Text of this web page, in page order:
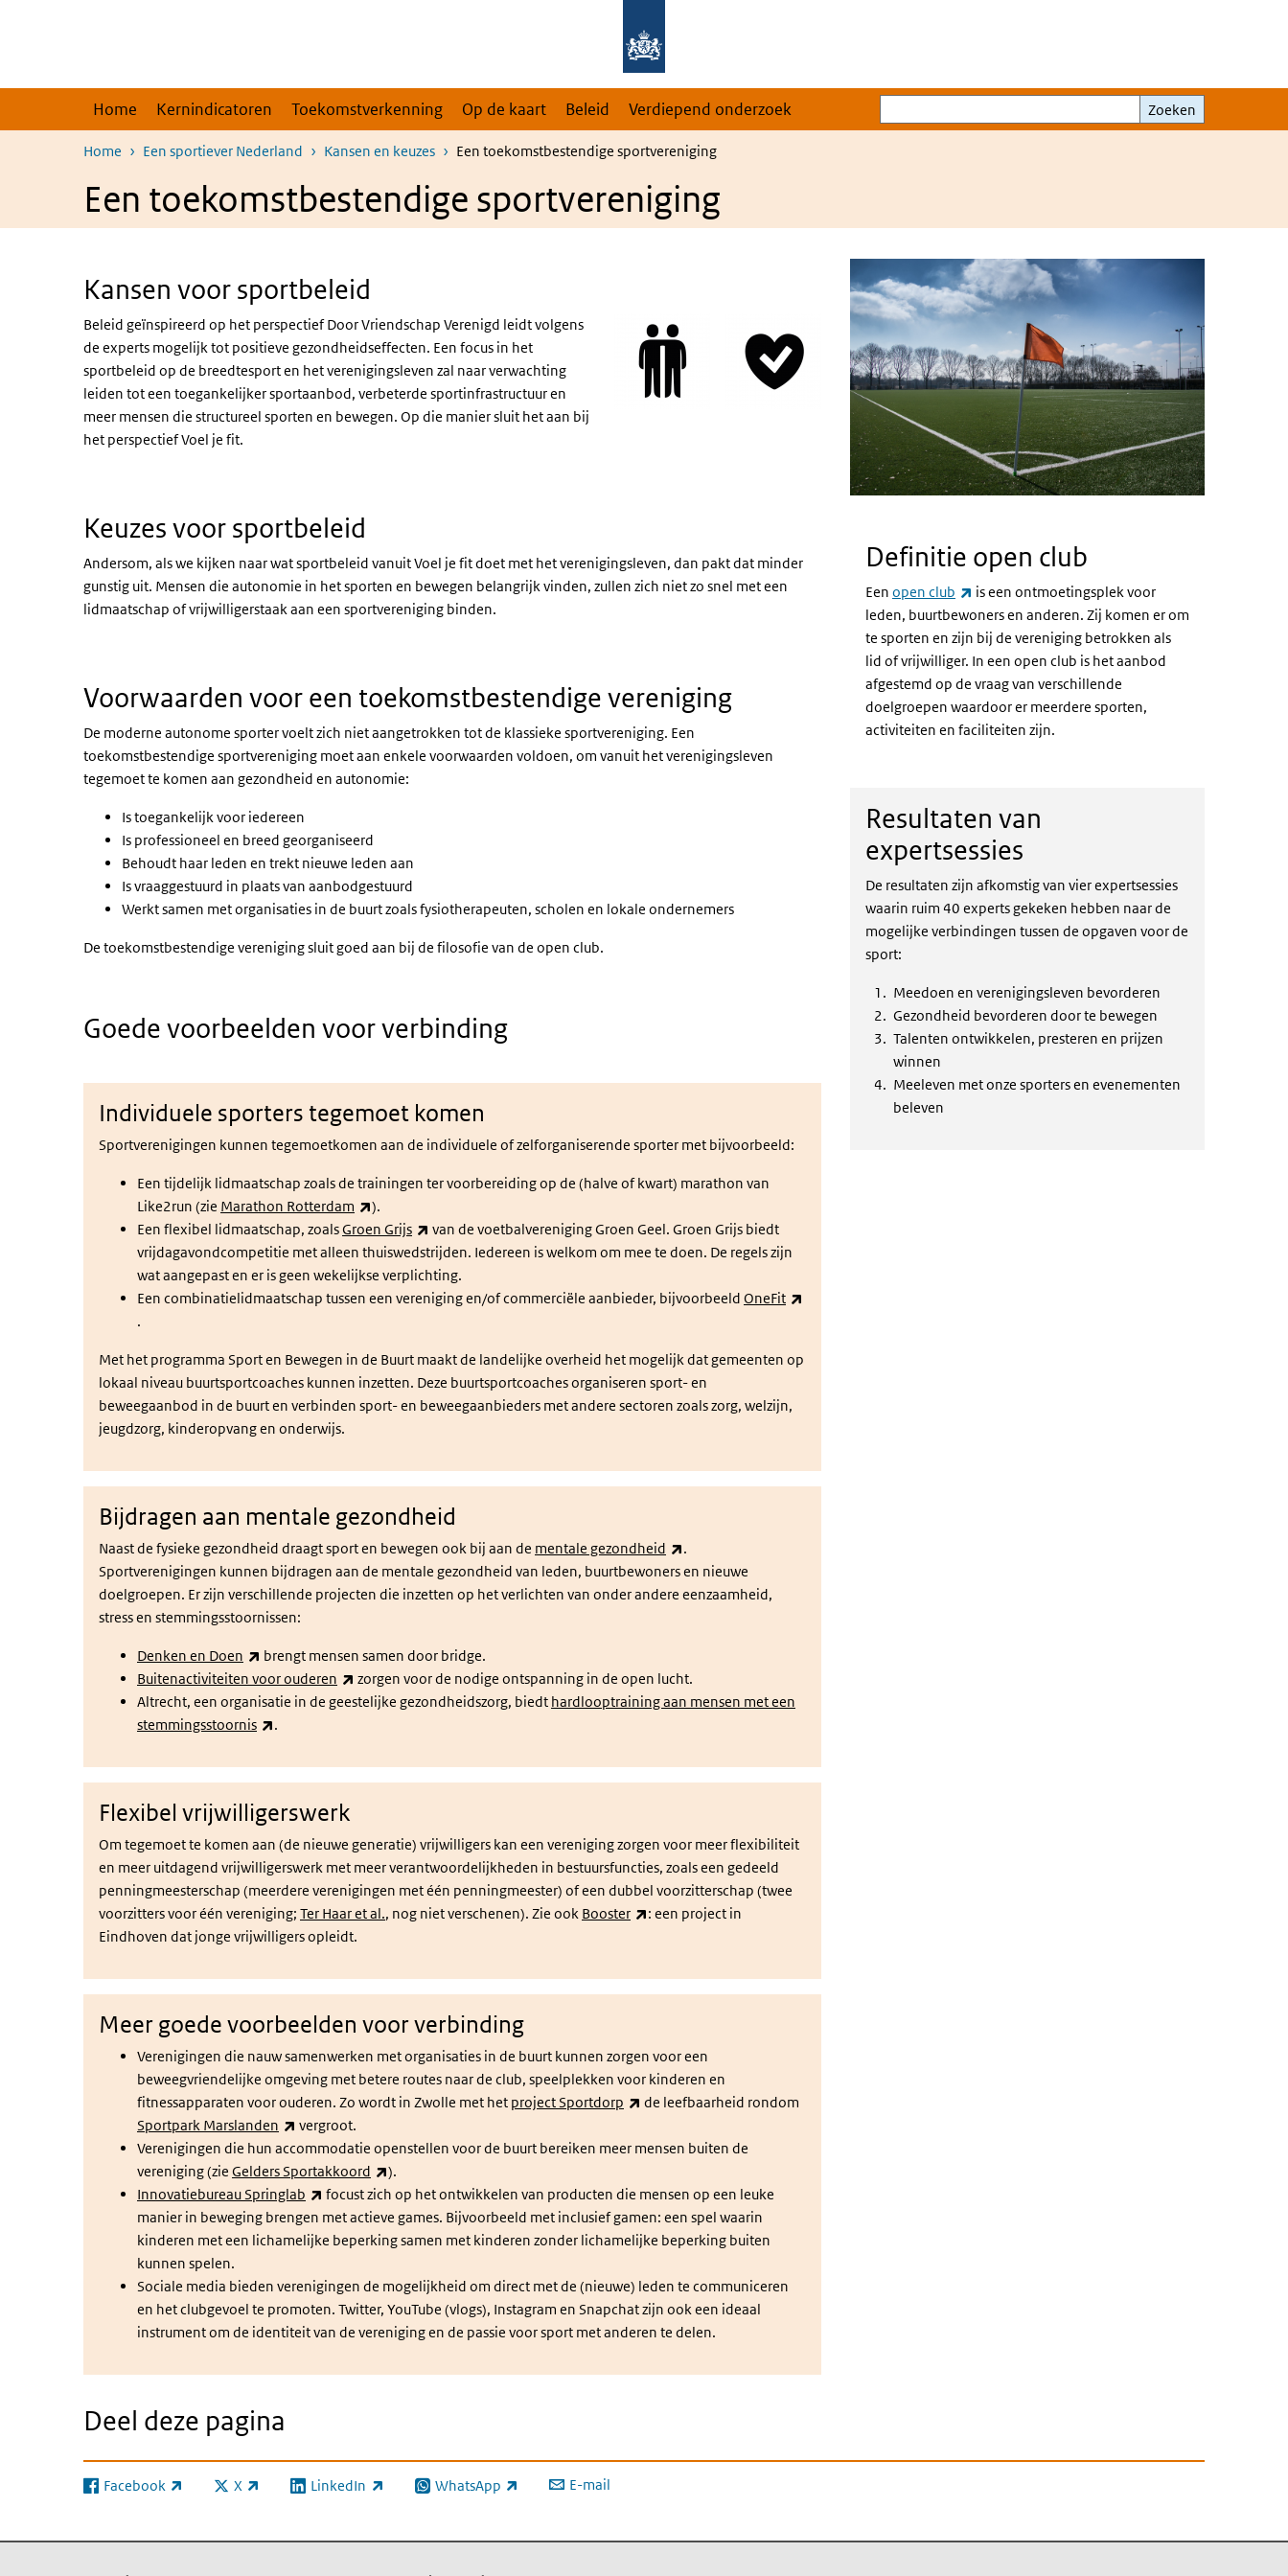
Home Kernindicatoren Toekomstverkenning Op de kaart Beleid Verdiepend onderzoek
Zoeken
Zoeken
Home Een sportiever Nederland Kansen en keuzes Een toekomstbestendige sportvereniging
Een toekomstbestendige sportvereniging
Kansen voor sportbeleid
Beleid geïnspireerd op het perspectief Door Vriendschap Verenigd leidt volgens
de experts mogelijk tot positieve gezondheidseffecten. Een focus in het
sportbeleid op de breedtesport en het verenigingsleven zal naar verwachting
leiden tot een toegankelijker sportaanbod, verbeterde sportinfrastructuur en
meer mensen die structureel sporten en bewegen. Op die manier sluit het aan bij
het perspectief Voel je fit.
Keuzes voor sportbeleid
Andersom, als we kijken naar wat sportbeleid vanuit Voel je fit doet met het verenigingsleven, dan pakt dat minder
gunstig uit. Mensen die autonomie in het sporten en bewegen belangrijk vinden, zullen zich niet zo snel met een
lidmaatschap of vrijwilligerstaak aan een sportvereniging binden.
Voorwaarden voor een toekomstbestendige vereniging
De moderne autonome sporter voelt zich niet aangetrokken tot de klassieke sportvereniging. Een
toekomstbestendige sportvereniging moet aan enkele voorwaarden voldoen, om vanuit het verenigingsleven
tegemoet te komen aan gezondheid en autonomie:
Is toegankelijk voor iedereen
Is professioneel en breed georganiseerd
Behoudt haar leden en trekt nieuwe leden aan
Is vraaggestuurd in plaats van aanbodgestuurd
Werkt samen met organisaties in de buurt zoals fysiotherapeuten, scholen en lokale ondernemers
De toekomstbestendige vereniging sluit goed aan bij de filosofie van de open club.
Goede voorbeelden voor verbinding
Individuele sporters tegemoet komen
Sportverenigingen kunnen tegemoetkomen aan de individuele of zelforganiserende sporter met bijvoorbeeld:
Een tijdelijk lidmaatschap zoals de trainingen ter voorbereiding op de (halve of kwart) marathon van
Like2run (zie Marathon Rotterdam (externe link)
).
Een flexibel lidmaatschap, zoalsGroen Grijs (externe link)
van de voetbalvereniging Groen Geel. Groen Grijs biedt
vrijdagavondcompetitie met alleen thuiswedstrijden. Iedereen is welkom om mee te doen. De regels zijn
wat aangepast en er is geen wekelijkse verplichting.
Een combinatielidmaatschap tussen een vereniging en/of commerciële aanbieder, bijvoorbeeld OneFit
(externe link)
.
Met het programma Sport en Bewegen in de Buurt maakt de landelijke overheid het mogelijk dat gemeenten op
lokaal niveau buurtsportcoaches kunnen inzetten. Deze buurtsportcoaches organiseren sport- en
beweegaanbod in de buurt en verbinden sport- en beweegaanbieders met andere sectoren zoals zorg, welzijn,
jeugdzorg, kinderopvang en onderwijs.
Bijdragen aan mentale gezondheid
Naast de fysieke gezondheid draagt sport en bewegen ook bij aan de mentale gezondheid (externe link)
.
Sportverenigingen kunnen bijdragen aan de mentale gezondheid van leden, buurtbewoners en nieuwe
doelgroepen. Er zijn verschillende projecten die inzetten op het verlichten van onder andere eenzaamheid,
stress en stemmingsstoornissen:
Denken en Doen (externe link)
brengt mensen samen door bridge.
Buitenactiviteiten voor ouderen
(externe link)
zorgen voor de nodige ontspanning in de open lucht.
Altrecht, een organisatie in de geestelijke gezondheidszorg, biedt hardlooptraining aan mensen met een
stemmingsstoornis
(externe link)
.
Flexibel vrijwilligerswerk
Om tegemoet te komen aan (de nieuwe generatie) vrijwilligers kan een vereniging zorgen voor meer flexibiliteit
en meer uitdagend vrijwilligerswerk met meer verantwoordelijkheden in bestuursfuncties, zoals een gedeeld
penningmeesterschap (meerdere verenigingen met één penningmeester) of een dubbel voorzitterschap (twee
voorzitters voor één vereniging; Ter Haar et al., nog niet verschenen). Zie ook Booster (externe link)
: een project in
Eindhoven dat jonge vrijwilligers opleidt.
Meer goede voorbeelden voor verbinding
Verenigingen die nauw samenwerken met organisaties in de buurt kunnen zorgen voor een
beweegvriendelijke omgeving met betere routes naar de club, speelplekken voor kinderen en
fitnessapparaten voor ouderen. Zo wordt in Zwolle met het project Sportdorp (externe link)
de leefbaarheid rondom
Sportpark Marslanden
(externe link)
vergroot.
Verenigingen die hun accommodatie openstellen voor de buurt bereiken meer mensen buiten de
vereniging (zie Gelders Sportakkoord (externe link)
).
Innovatiebureau Springlab
(externe link)
focust zich op het ontwikkelen van producten die mensen op een leuke
manier in beweging brengen met actieve games. Bijvoorbeeld met inclusief gamen: een spel waarin
kinderen met een lichamelijke beperking samen met kinderen zonder lichamelijke beperking buiten
kunnen spelen.
Sociale media bieden verenigingen de mogelijkheid om direct met de (nieuwe) leden te communiceren
en het clubgevoel te promoten. Twitter, YouTube (vlogs), Instagram en Snapchat zijn ook een ideaal
instrument om de identiteit van de vereniging en de passie voor sport met anderen te delen.
Definitie open club
Een open club (externe link)
is een ontmoetingsplek voor
leden, buurtbewoners en anderen. Zij komen er om
te sporten en zijn bij de vereniging betrokken als
lid of vrijwilliger. In een open club is het aanbod
afgestemd op de vraag van verschillende
doelgroepen waardoor er meerdere sporten,
activiteiten en faciliteiten zijn.
Resultaten van
expertsessies
De resultaten zijn afkomstig van vier expertsessies
waarin ruim 40 experts gekeken hebben naar de
mogelijke verbindingen tussen de opgaven voor de
sport:
Meedoen en verenigingsleven bevorderen
Gezondheid bevorderen door te bewegen
Talenten ontwikkelen, presteren en prijzen
winnen
Meeleven met onze sporters en evenementen
beleven
Deel deze pagina
Facebook
(externe link) X
(externe link) LinkedIn
(externe link) WhatsApp
(externe link) E-mail